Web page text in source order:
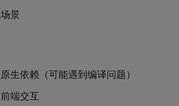
景
生依赖（可能遇到编译问题）
端交互